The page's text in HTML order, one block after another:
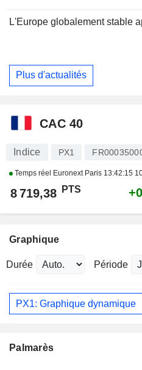
L'Europe globalement stable
Plus d'actualités
CAC 40
Indice PX1
Temps réel Euronext Paris 13:42:15
8 719,38 PTS
Graphique
Durée Période
PX1: Graphique dynamique
Palmarès